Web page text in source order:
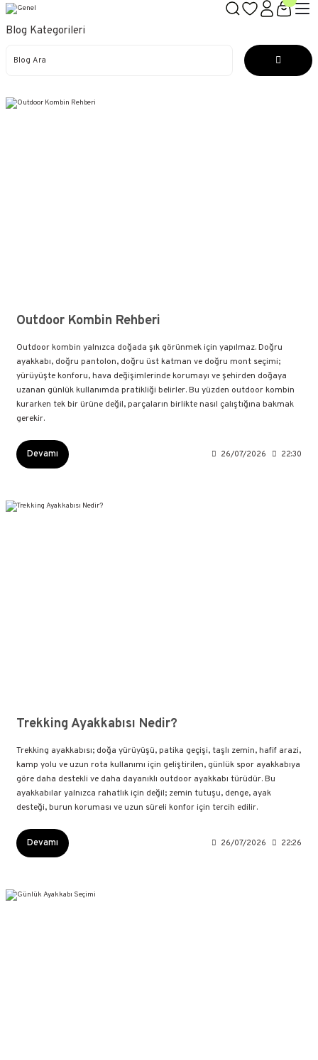
Blog Kategorileri
Outdoor Kombin Rehberi
Outdoor kombin yalnızca doğada şık görünmek için yapılmaz. Doğru
ayakkabı, doğru pantolon, doğru üst katman ve doğru mont seçimi;
yürüyüşte konforu, hava değişimlerinde korumayı ve şehirden doğaya
uzanan günlük kullanımda pratikliği belirler. Bu yüzden outdoor kombin
kurarken tek bir ürüne değil, parçaların birlikte nasıl çalıştığına bakmak
gerekir.
Devamı 26/07/2026 22:30
Trekking Ayakkabısı Nedir?
Trekking ayakkabısı; doğa yürüyüşü, patika geçişi, taşlı zemin, hafif arazi,
kamp yolu ve uzun rota kullanımı için geliştirilen, günlük spor ayakkabıya
göre daha destekli ve daha dayanıklı outdoor ayakkabı türüdür. Bu
ayakkabılar yalnızca rahatlık için değil; zemin tutuşu, denge, ayak
desteği, burun koruması ve uzun süreli konfor için tercih edilir.
Devamı 26/07/2026 22:26